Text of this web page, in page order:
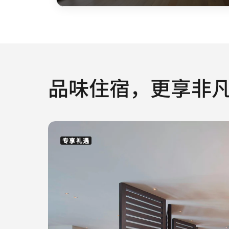
品味住宿，更享非
专享礼遇